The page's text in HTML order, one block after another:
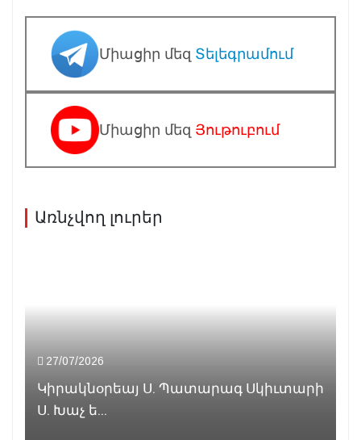
Միացիր մեզ Տելեգրամում
Միացիր մեզ Յութուբում
Առնչվող լուրեր
27/07/2026
Կիրակնօրեայ Ս. Պատարագ Սկիւտարի
Ս. Խաչ ե...